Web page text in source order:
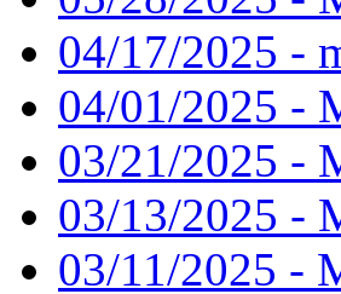
04/17/2025 -
04/01/2025 -
03/21/2025 -
03/13/2025 -
03/11/2025 -